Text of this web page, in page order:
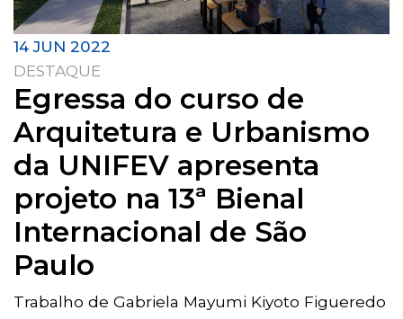
14 JUN 2022
DESTAQUE
Egressa do curso de
Arquitetura e Urbanismo
da UNIFEV apresenta
projeto na 13ª Bienal
Internacional de São
Paulo
Trabalho de Gabriela Mayumi Kiyoto Figueredo